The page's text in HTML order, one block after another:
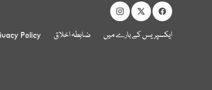
ایکسپریس کے بارے میں ضابطہ اخلاق Policy